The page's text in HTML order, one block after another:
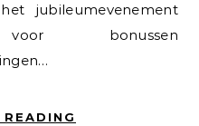
jubileumevenement
voor bonussen